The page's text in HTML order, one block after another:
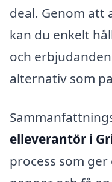
deal. Genom att
kan du enkelt
och
alternativ som
elleverantör i
process som